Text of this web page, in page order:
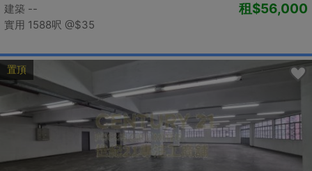
建築 --
實用 1588呎 @$35
租$56,000
置頂